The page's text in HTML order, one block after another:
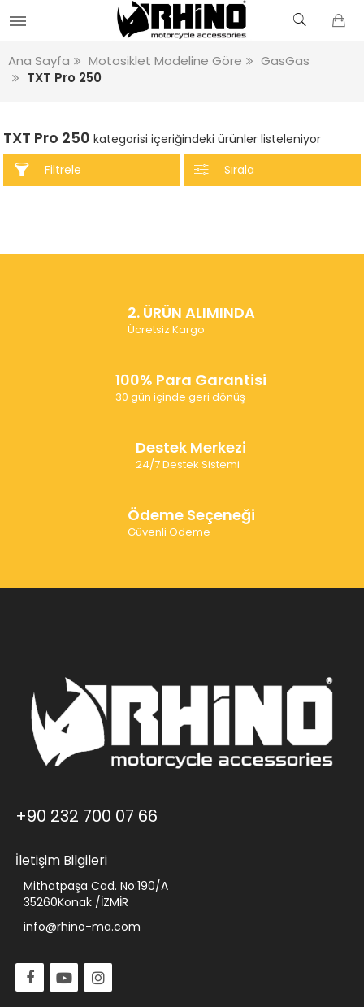
Ana Sayfa Motosiklet Modeline Göre
GasGas
TXT Pro 250
TXT Pro 250 kategorisi içeriğindeki ürünler listeleniyor
Filtrele
Sırala
2. ÜRÜN ALIMINDA
Ücretsiz Kargo
100% Para Garantisi
30 gün içinde geri dönüş
Destek Merkezi
24/7 Destek Sistemi
Ödeme Seçeneği
Güvenli Ödeme
+90 232 700 07 66
İletişim Bilgileri
Mithatpaşa Cad. No:190/A
35260Konak /İZMİR
info@rhino-ma.com